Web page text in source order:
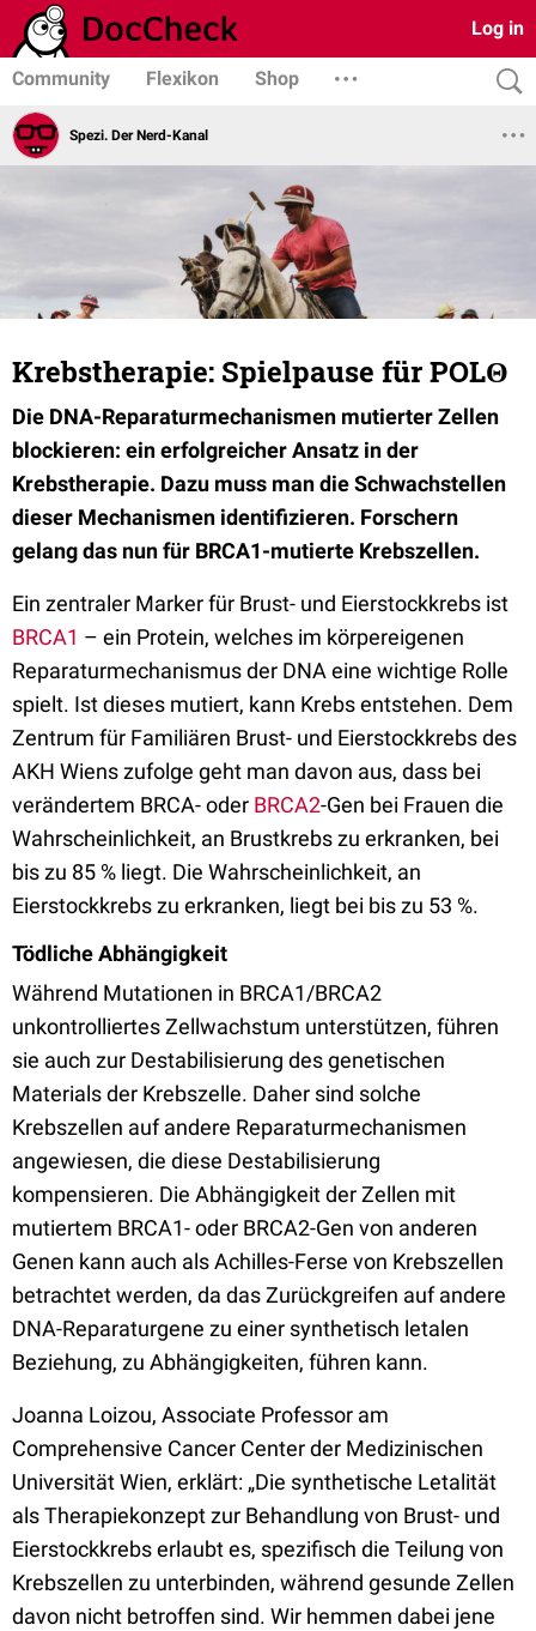
Log in
Community Flexikon Shop
Spezi. Der Nerd-Kanal
Krebstherapie: Spielpause für POLΘ
Die DNA-Reparaturmechanismen mutierter Zellen
blockieren: ein erfolgreicher Ansatz in der
Krebstherapie. Dazu muss man die Schwachstellen
dieser Mechanismen identifizieren. Forschern
gelang das nun für BRCA1-mutierte Krebszellen.
Ein zentraler Marker für Brust- und Eierstockkrebs ist
BRCA1 – ein Protein, welches im körpereigenen
Reparaturmechanismus der DNA eine wichtige Rolle
spielt. Ist dieses mutiert, kann Krebs entstehen. Dem
Zentrum für Familiären Brust- und Eierstockkrebs des
AKH Wiens zufolge geht man davon aus, dass bei
verändertem BRCA- oder BRCA2-Gen bei Frauen die
Wahrscheinlichkeit, an Brustkrebs zu erkranken, bei
bis zu 85 % liegt. Die Wahrscheinlichkeit, an
Eierstockkrebs zu erkranken, liegt bei bis zu 53 %.
Tödliche Abhängigkeit
Während Mutationen in BRCA1/BRCA2
unkontrolliertes Zellwachstum unterstützen, führen
sie auch zur Destabilisierung des genetischen
Materials der Krebszelle. Daher sind solche
Krebszellen auf andere Reparaturmechanismen
angewiesen, die diese Destabilisierung
kompensieren. Die Abhängigkeit der Zellen mit
mutiertem BRCA1- oder BRCA2-Gen von anderen
Genen kann auch als Achilles-Ferse von Krebszellen
betrachtet werden, da das Zurückgreifen auf andere
DNA-Reparaturgene zu einer synthetisch letalen
Beziehung, zu Abhängigkeiten, führen kann.
Joanna Loizou, Associate Professor am
Comprehensive Cancer Center der Medizinischen
Universität Wien, erklärt: „Die synthetische Letalität
als Therapiekonzept zur Behandlung von Brust- und
Eierstockkrebs erlaubt es, spezifisch die Teilung von
Krebszellen zu unterbinden, während gesunde Zellen
davon nicht betroffen sind. Wir hemmen dabei jene